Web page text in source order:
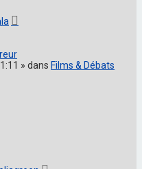
» dans Films & Débats